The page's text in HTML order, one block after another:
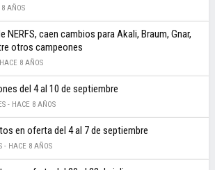
8 AÑOS
NERFS, caen cambios para Akali, Braum, Gnar,
otros campeones
HACE 8 AÑOS
del 4 al 10 de septiembre
- HACE 8 AÑOS
en oferta del 4 al 7 de septiembre
- HACE 8 AÑOS